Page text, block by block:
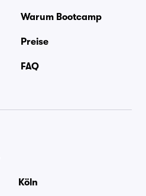
Warum Bootcamp
Preise
FAQ
Köln